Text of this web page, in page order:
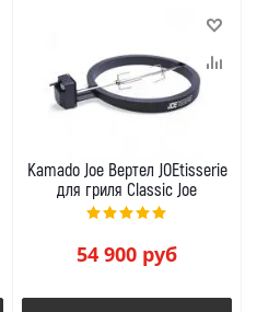
Kamado Joe Вертел JOEtisserie
для гриля Classic Joe
54 900 руб